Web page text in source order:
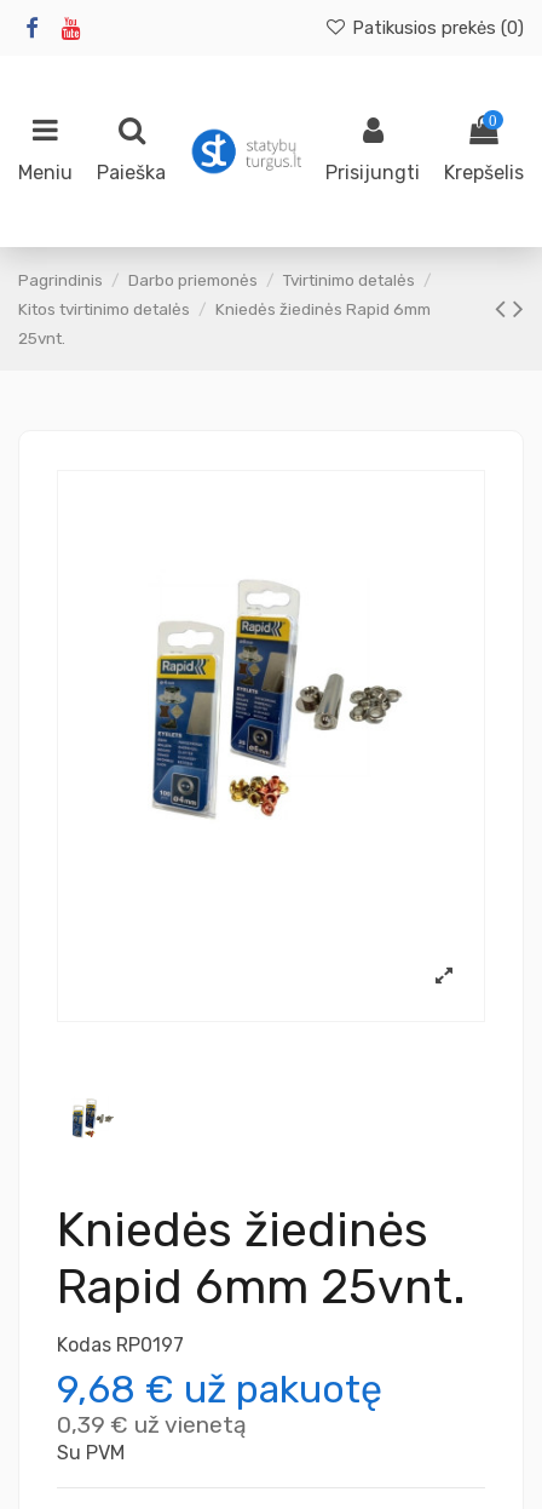
Patikusios prekės (0)
Meniu Paieška Prisijungti
0
Krepšelis
Pagrindinis Darbo priemonės
Tvirtinimo detalės
Kitos tvirtinimo detalės
Kniedės žiedinės Rapid 6mm
25vnt.
Kniedės žiedinės
Rapid 6mm 25vnt.
Kodas RP0197
9,68 € už pakuotę
0,39 € už vienetą
Su PVM